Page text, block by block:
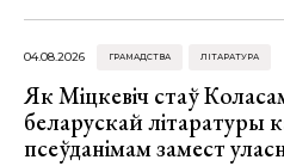
04.08.2026 ГРАМАДСТВА ЛІТАРАТУРА
Як Міцкевіч стаў
беларускай літаратуры
псеўданімам замест